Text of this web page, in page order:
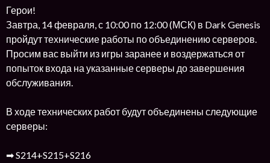
Герои!
Завтра, 14 февраля, с 10:00 по 12:00 (МСК) в Dark Genesis
пройдут технические работы по объединению серверов.
Просим вас выйти из игры заранее и воздержаться от
попыток входа на указанные серверы до завершения
обслуживания.
В ходе технических работ будут объединены следующие
серверы:
➡ S214+S215+S216